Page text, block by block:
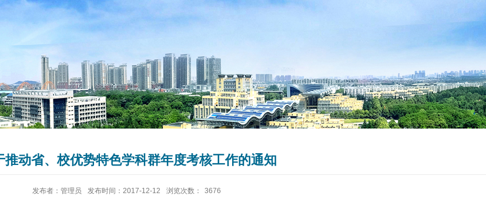
推动省、校优势特色学科群年度考核工作的通知
发布者：管理员 发布时间：2017-12-12 浏览次数： 3676